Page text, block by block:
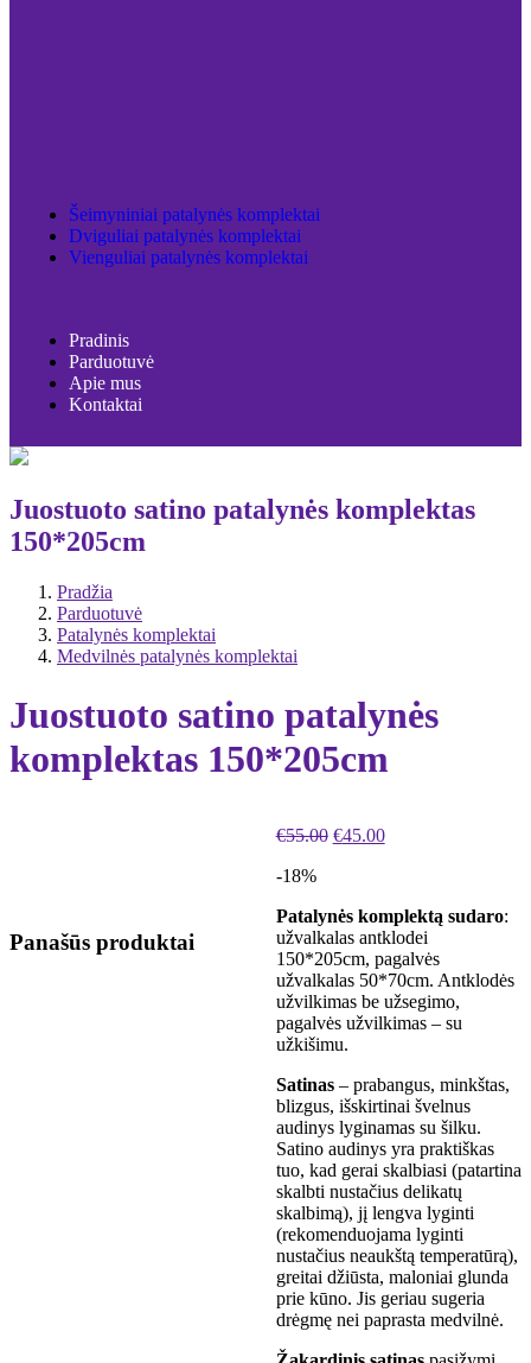
Šeimyniniai patalynės komplektai
Dviguliai patalynės komplektai
Vienguliai patalynės komplektai
Pradinis
Parduotuvė
Apie mus
Kontaktai
Juostuoto satino patalynės komplektas
150*205cm
Pradžia
Parduotuvė
Patalynės komplektai
Medvilnės patalynės komplektai
Juostuoto satino patalynės
komplektas 150*205cm
€55.00 €45.00
-18%
Patalynės komplektą sudaro:
užvalkalas antklodei
150*205cm, pagalvės
užvalkalas 50*70cm. Antklodės
užvilkimas be užsegimo,
pagalvės užvilkimas – su
užkišimu.
Satinas– prabangus, minkštas,
blizgus, išskirtinai švelnus
audinys lyginamas su šilku.
Satino audinys yra praktiškas
tuo, kad gerai skalbiasi (patartina
skalbti nustačius delikatų
skalbimą), jį lengva lyginti
(rekomenduojama lyginti
nustačius neaukštą temperatūrą),
greitai džiūsta, maloniai glunda
prie kūno. Jis geriau sugeria
drėgmę nei paprasta medvilnė.
Panašūs produktai